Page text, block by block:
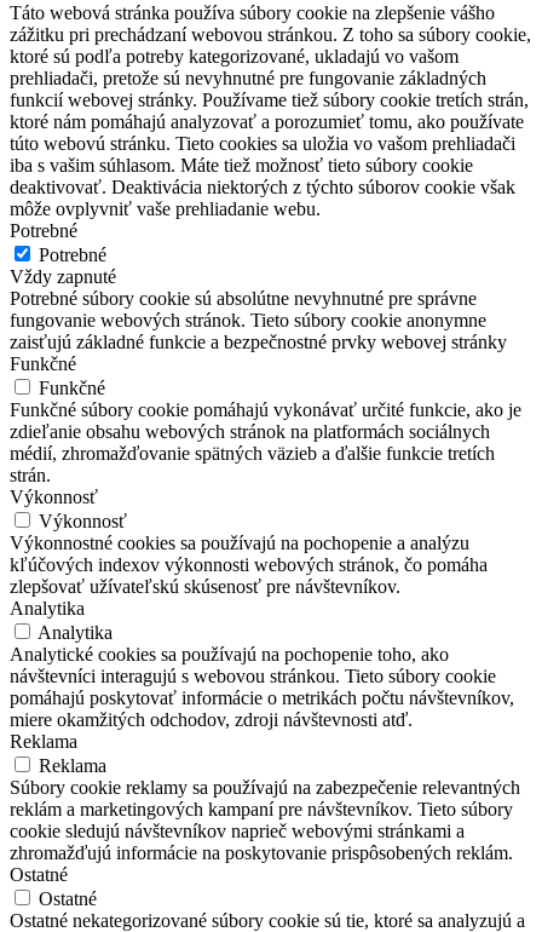
Táto webová stránka používa súbory cookie na zlepšenie vášho
zážitku pri prechádzaní webovou stránkou. Z toho sa súbory cookie,
ktoré sú podľa potreby kategorizované, ukladajú vo vašom
prehliadači, pretože sú nevyhnutné pre fungovanie základných
funkcií webovej stránky. Používame tiež súbory cookie tretích strán,
ktoré nám pomáhajú analyzovať a porozumieť tomu, ako používate
túto webovú stránku. Tieto cookies sa uložia vo vašom prehliadači
iba s vašim súhlasom. Máte tiež možnosť tieto súbory cookie
deaktivovať. Deaktivácia niektorých z týchto súborov cookie však
môže ovplyvniť vaše prehliadanie webu.
Potrebné
Potrebné
Vždy zapnuté
Potrebné súbory cookie sú absolútne nevyhnutné pre správne
fungovanie webových stránok. Tieto súbory cookie anonymne
zaisťujú základné funkcie a bezpečnostné prvky webovej stránky
Funkčné
Funkčné
Funkčné súbory cookie pomáhajú vykonávať určité funkcie, ako je
zdieľanie obsahu webových stránok na platformách sociálnych
médií, zhromažďovanie spätných väzieb a ďalšie funkcie tretích
strán.
Výkonnosť
Výkonnosť
Výkonnostné cookies sa používajú na pochopenie a analýzu
kľúčových indexov výkonnosti webových stránok, čo pomáha
zlepšovať užívateľskú skúsenosť pre návštevníkov.
Analytika
Analytika
Analytické cookies sa používajú na pochopenie toho, ako
návštevníci interagujú s webovou stránkou. Tieto súbory cookie
pomáhajú poskytovať informácie o metrikách počtu návštevníkov,
miere okamžitých odchodov, zdroji návštevnosti atď.
Reklama
Reklama
Súbory cookie reklamy sa používajú na zabezpečenie relevantných
reklám a marketingových kampaní pre návštevníkov. Tieto súbory
cookie sledujú návštevníkov naprieč webovými stránkami a
zhromažďujú informácie na poskytovanie prispôsobených reklám.
Ostatné
Ostatné
Ostatné nekategorizované súbory cookie sú tie, ktoré sa analyzujú a